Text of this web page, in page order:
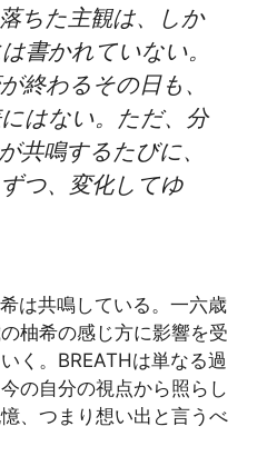
ちた主観は、しか
書かれていない。
終わるその日も、
はない。ただ、分
共鳴するたびに、
つ、変化してゆ
は共鳴している。一六歳
柚希の感じ方に影響を受
く。BREATHは単なる過
の自分の視点から照らし
、つまり想い出と言うべ